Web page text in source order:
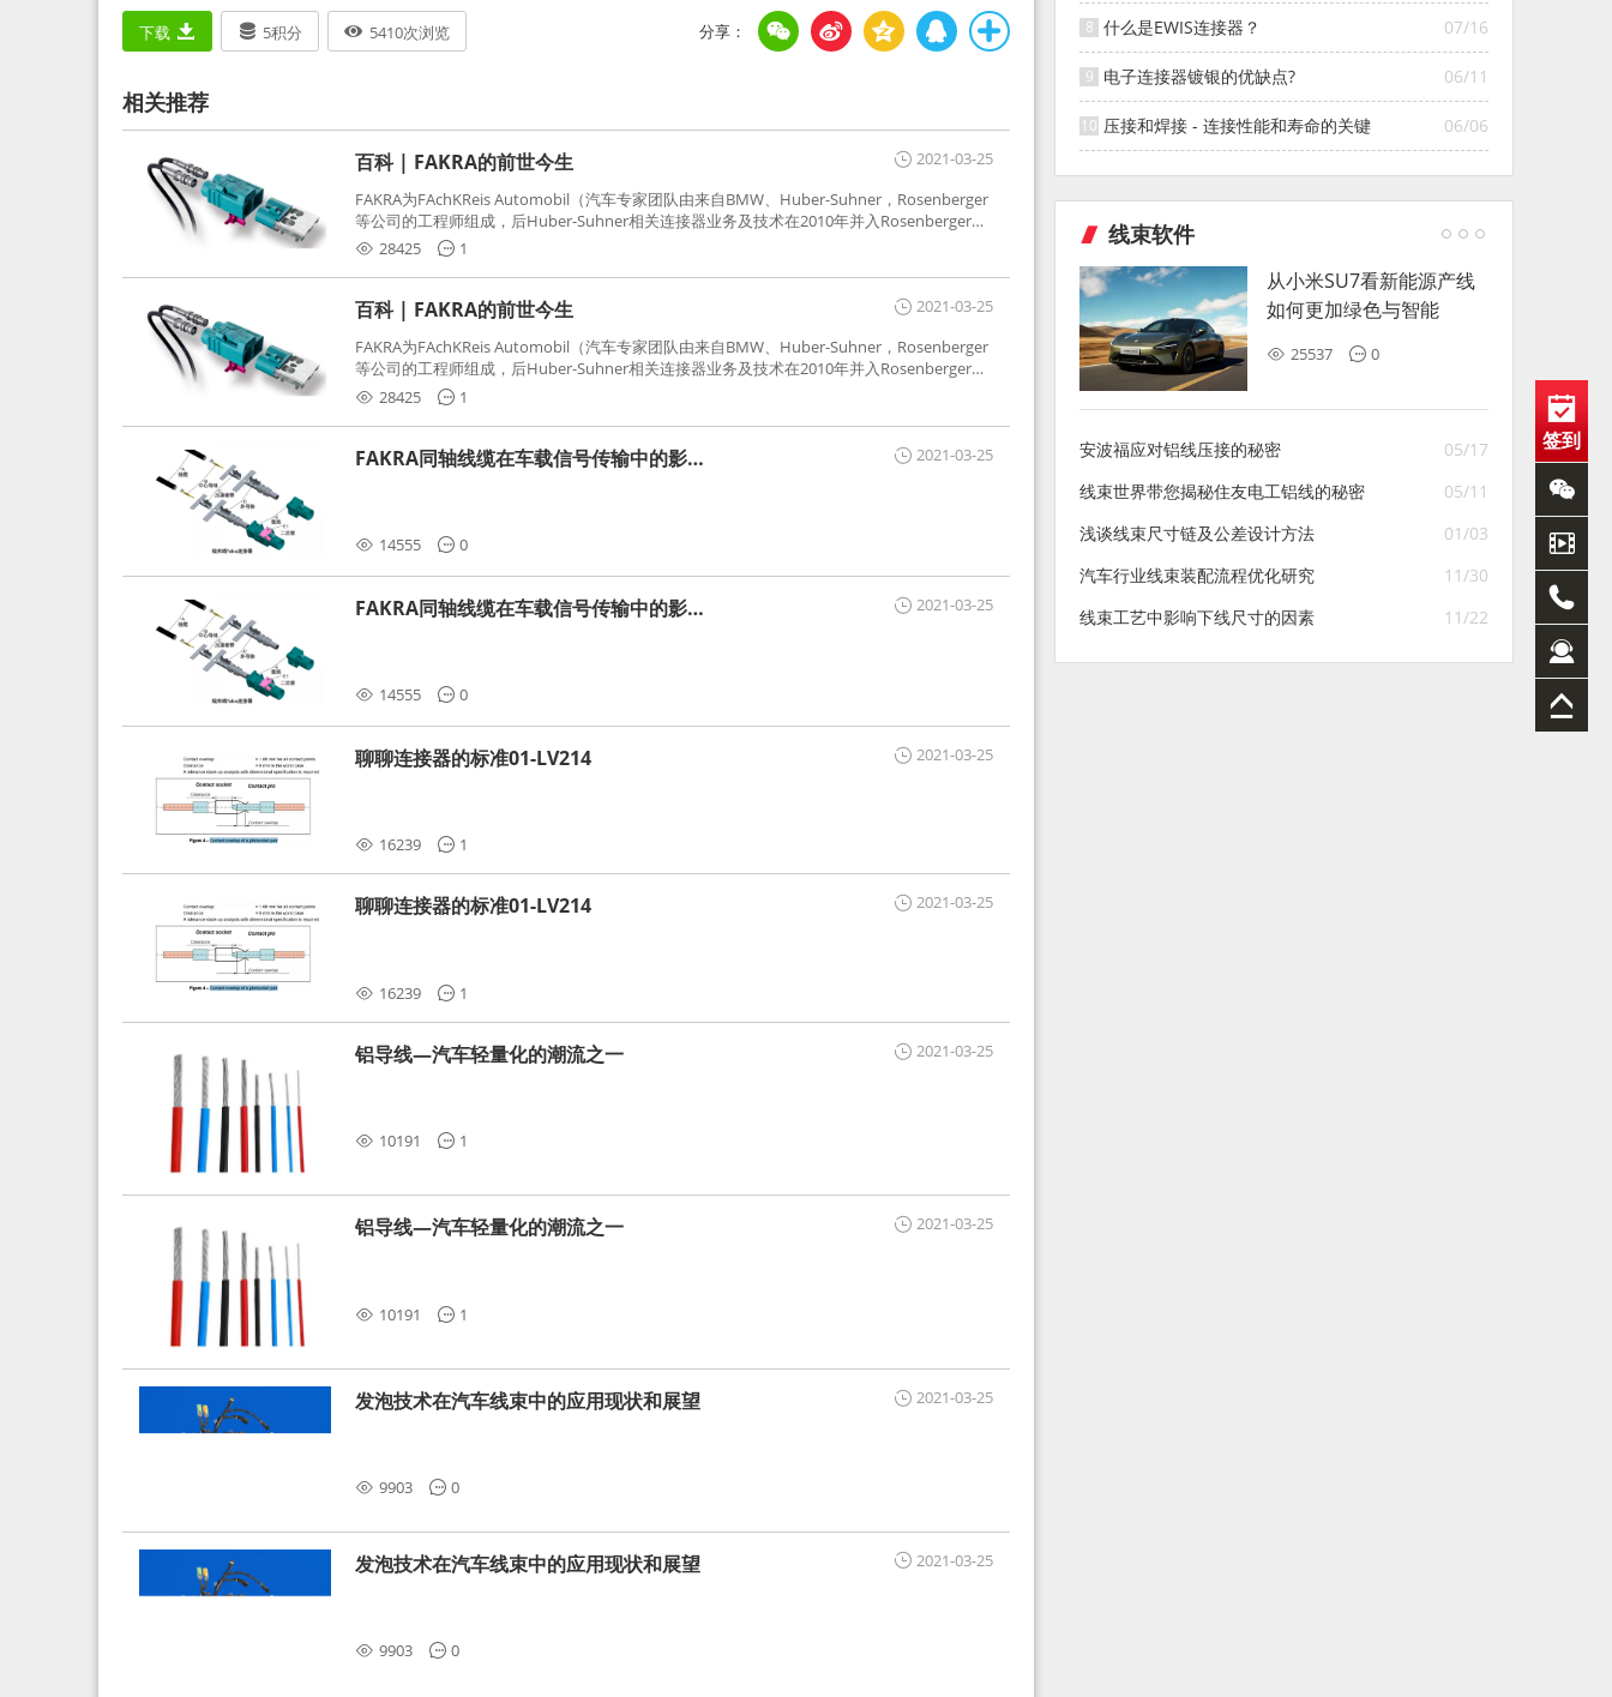
下载 5积分 5410次浏览
相关推荐
2021-03-25
百科 | FAKRA的前世今生
FAKRA为FAchKReis Automobil（汽车专家团队由来自BMW、Huber-Suhner，Rosenberger
等公司的工程师组成，后Huber-Suhner相关连接器业务及技术在2010年并入Rosenberger）
缩写。起初为BMW需求用于车载收音机天线连接，如今FAKRA已成为汽车行业通用标准的射
频连接器，被业内广泛应用。
28425 1
2021-03-25
百科 | FAKRA的前世今生
FAKRA为FAchKReis Automobil（汽车专家团队由来自BMW、Huber-Suhner，Rosenberger
等公司的工程师组成，后Huber-Suhner相关连接器业务及技术在2010年并入Rosenberger）
缩写。起初为BMW需求用于车载收音机天线连接，如今FAKRA已成为汽车行业通用标准的射
频连接器，被业内广泛应用。
28425 1
2021-03-25
FAKRA同轴线缆在车载信号传输中的影响
14555 0
2021-03-25
FAKRA同轴线缆在车载信号传输中的影响
14555 0
2021-03-25
聊聊连接器的标准01-LV214
16239 1
2021-03-25
聊聊连接器的标准01-LV214
16239 1
2021-03-25
铝导线—汽车轻量化的潮流之一
10191 1
2021-03-25
铝导线—汽车轻量化的潮流之一
10191 1
2021-03-25
发泡技术在汽车线束中的应用现状和展望
9903 0
2021-03-25
发泡技术在汽车线束中的应用现状和展望
9903 0
07/16
什么是EWIS连接器？
06/11
电子连接器镀银的优缺点?
06/06
压接和焊接 - 连接性能和寿命的关键
线束软件
从小米SU7看新能源产线
如何更加绿色与智能
25537 0
05/17
安波福应对铝线压接的秘密
05/11
线束世界带您揭秘住友电工铝线的秘密
01/03
浅谈线束尺寸链及公差设计方法
11/30
汽车行业线束装配流程优化研究
11/22
线束工艺中影响下线尺寸的因素
签到